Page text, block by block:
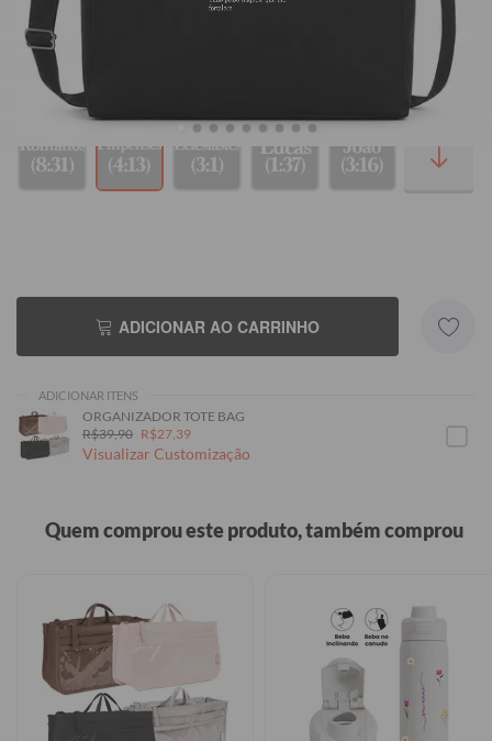
R$239,90 R$239,90
ADICIONAR AO CARRINHO
ADICIONAR ITENS
ORGANIZADOR TOTE BAG
R$39,90 R$27,39
Visualizar Customização
Quem comprou este produto, também comprou